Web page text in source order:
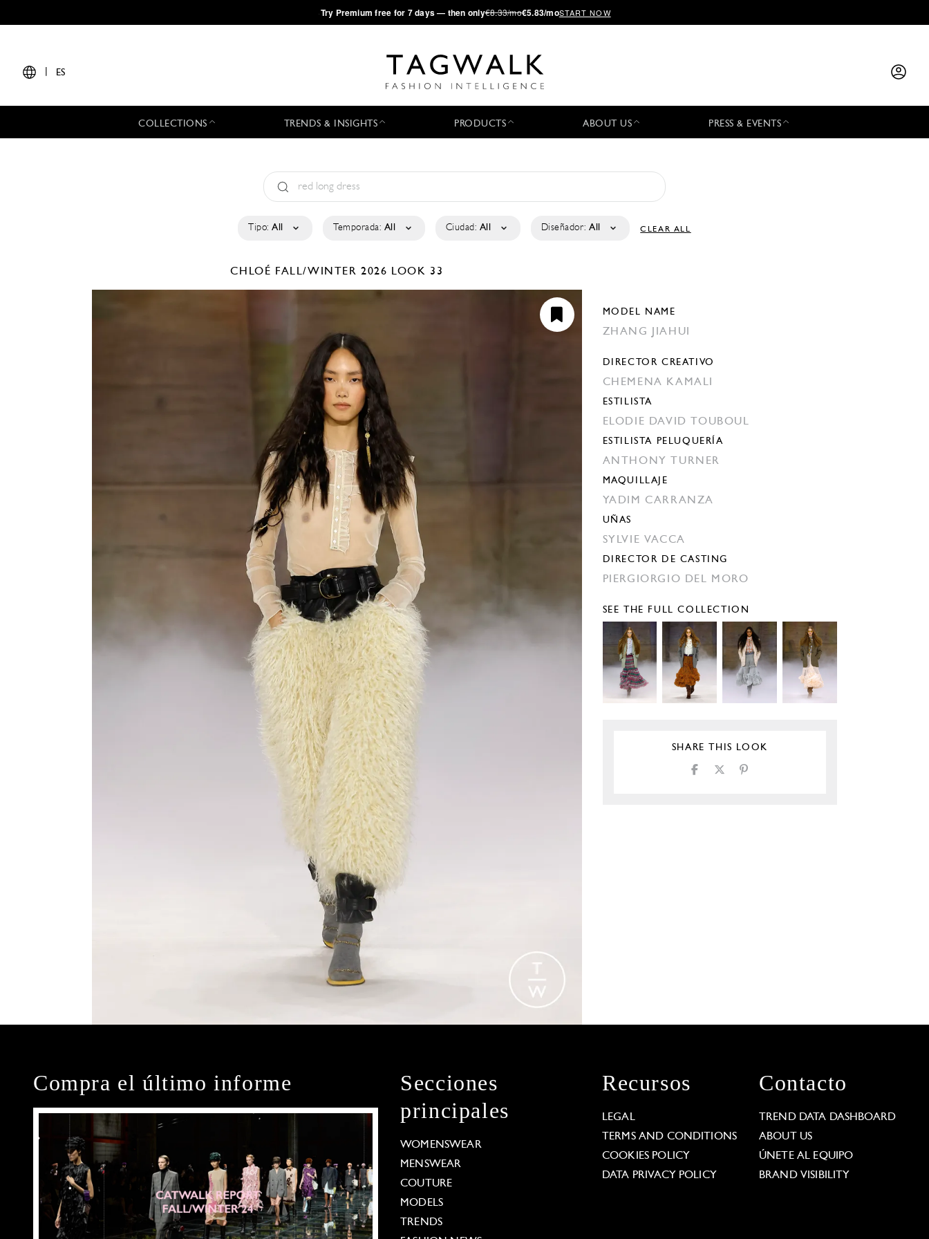
·Try Premium free for 7 days — then only€8.33/mo€5.83/moSTART NOW
ES
COLLECTIONS TRENDS & INSIGHTS PRODUCTS ABOUT US PRESS & EVENTS
Tipo: All Temporada: All Ciudad: All Diseñador: All CLEAR ALL
CHLOÉ FALL/WINTER 2026 LOOK 33
MODEL NAME
ZHANG JIAHUI
DIRECTOR CREATIVO
CHEMENA KAMALI
ESTILISTA
ELODIE DAVID TOUBOUL
ESTILISTA PELUQUERÍA
ANTHONY TURNER
MAQUILLAJE
YADIM CARRANZA
UÑAS
SYLVIE VACCA
DIRECTOR DE CASTING
PIERGIORGIO DEL MORO
SEE THE FULL COLLECTION
SHARE THIS LOOK
Compra el último informe
Secciones
principales
WOMENSWEAR
MENSWEAR
COUTURE
MODELS
TRENDS
Recursos
LEGAL
TERMS AND CONDITIONS
COOKIES POLICY
DATA PRIVACY POLICY
Contacto
TREND DATA DASHBOARD
ABOUT US
ÚNETE AL EQUIPO
BRAND VISIBILITY